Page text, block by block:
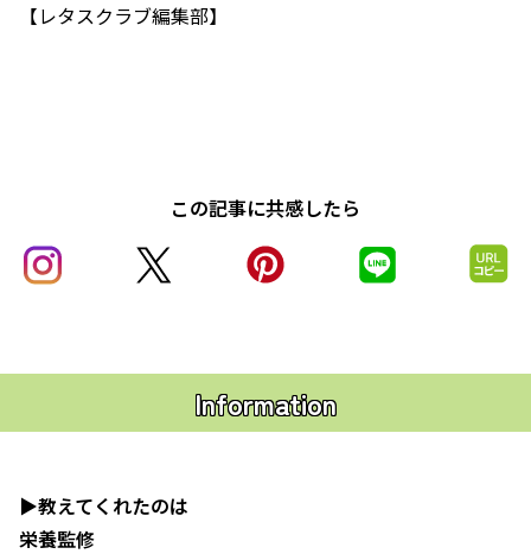
【レタスクラブ編集部】
この記事に共感したら
Information
▶︎教えてくれたのは
栄養監修